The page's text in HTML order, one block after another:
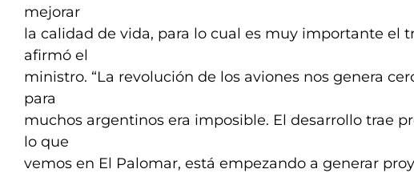
mejorar
la calidad de vida, para lo cual es muy importante el
afirmó el
ministro. “La revolución de los aviones nos genera
para
muchos argentinos era imposible. El desarrollo trae
lo que
vemos en El Palomar, está empezando a generar